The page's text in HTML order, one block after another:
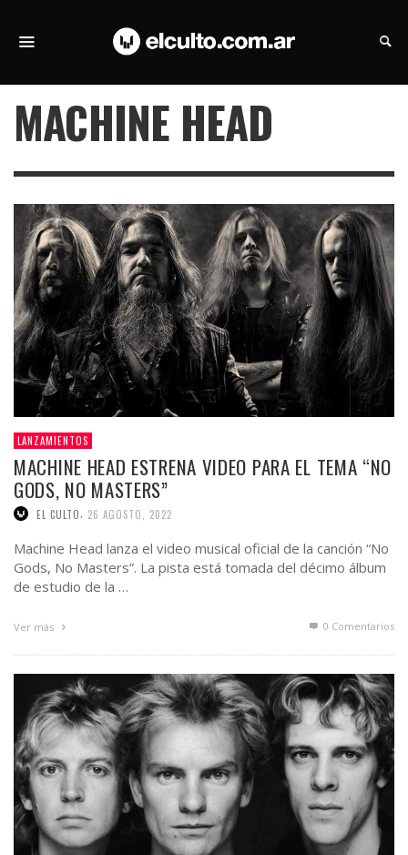
MACHINE HEAD
LANZAMIENTOS
MACHINE HEAD ESTRENA VIDEO PARA EL TEMA “NO
GODS, NO MASTERS”
EL CULTO 26 AGOSTO, 2022
Machine Head lanza el video musical oficial de la canción “No
Gods, No Masters”. La pista está tomada del décimo álbum
de estudio de la …
Ver más 0 Comentarios